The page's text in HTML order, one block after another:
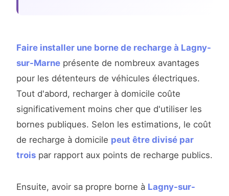
Faire installer une borne de recharge à Lagny-
sur-Marne présente de nombreux avantages
pour les détenteurs de véhicules électriques.
Tout d'abord, recharger à domicile coûte
significativement moins cher que d'utiliser les
bornes publiques. Selon les estimations, le coût
de recharge à domicile peut être divisé par
trois par rapport aux points de recharge publics.
Ensuite, avoir sa propre borne à Lagny-sur-